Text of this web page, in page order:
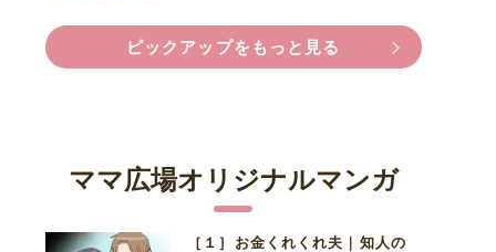
ピックアップをもっと見る
ママ広場オリジナルマンガ
［１］お金くれくれ夫｜知人の